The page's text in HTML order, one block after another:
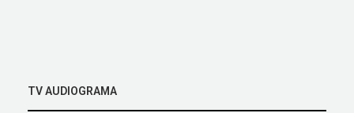
TV AUDIOGRAMA